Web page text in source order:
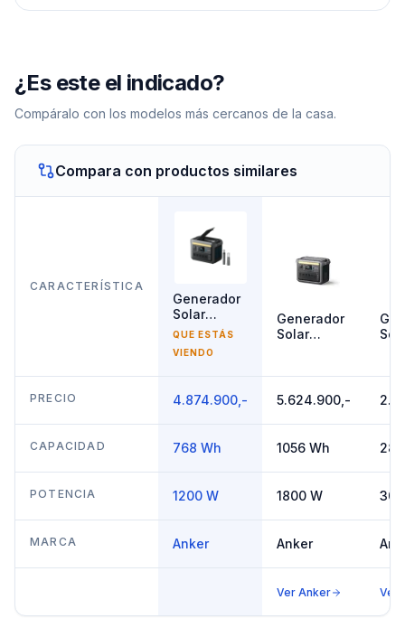
¿Es este el indicado?
Compáralo con los modelos más cercanos de la casa.
Compara con productos similares
CARACTERÍSTICA
Generador
Solar
1200W
SOLIX
QUE ESTÁS
VIENDO
Generador
Solar
SOLIX
C1000X
PRECIO 4.874.900,- 5.624.900,-
CAPACIDAD 768 Wh 1056 Wh
POTENCIA 1200 W 1800 W
MARCA Anker Anker
Ver Anker Ver